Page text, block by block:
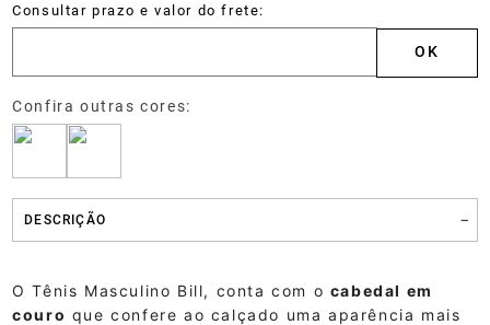
DESCRIÇÃO
O Tênis Masculino Bill, conta com o cabedal em
couro que confere ao calçado uma aparência mais